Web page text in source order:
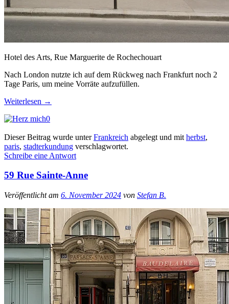
Hotel des Arts, Rue Marguerite de Rochechouart
Nach London nutzte ich auf dem Rückweg nach Frankfurt noch 2
Tage Paris, um meine Vorräte aufzufüllen.
Weiterlesen →
0
Dieser Beitrag wurde unterFrankreich abgelegt und mit herbst,
paris, stadterkundung verschlagwortet.
Schreibe eine Antwort
59 Rue Sainte-Anne
Veröffentlicht am 6. November 2024 von Stefan B.